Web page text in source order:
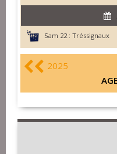
Sam 22 : Tréssignaux
2025